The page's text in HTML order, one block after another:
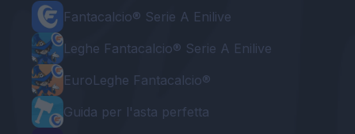
Fantacalcio® Serie A Enilive
Leghe Fantacalcio® Serie A Enilive
EuroLeghe Fantacalcio®
Guida per l'asta perfetta